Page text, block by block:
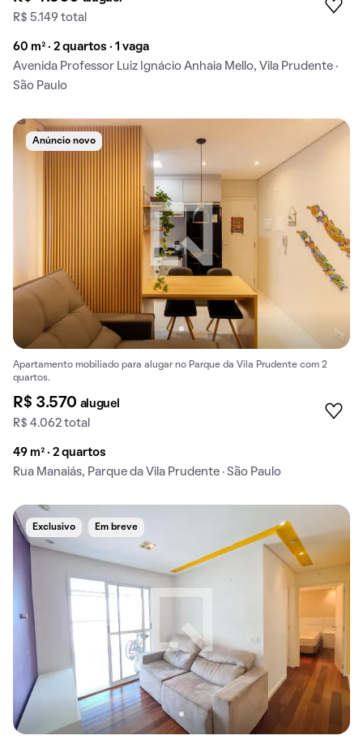
R$ 5.149 total
60 m² · 2 quartos · 1 vaga
Avenida Professor Luiz Ignácio Anhaia Mello, Vila Prudente ·
São Paulo
Anúncio novo
Apartamento mobiliado para alugar no Parque da Vila Prudente com 2
quartos.
R$ 3.570 aluguel
R$ 4.062 total
49 m² · 2 quartos
Rua Manaiás, Parque da Vila Prudente · São Paulo
Exclusivo Em breve